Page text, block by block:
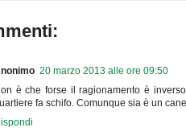
20 marzo 2013 alle ore 09:50
è che forse il ragionamento è
fa schifo. Comunque sia è un